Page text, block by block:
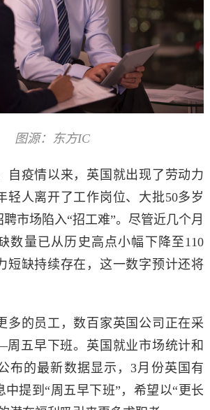
图源：东方IC
自 疫情以来，英国就出现了劳动力
轻人离开了工作岗位、大批50多岁
市场陷入“招工难”。尽管近几个月
数量已从历史高点小幅下降至110
短缺持续存在，这一数字预计还将
多的员工， 数百家英国公司正在采
五早下班。 英国 就业市场统计和
布的最新数据显示，3月份英国有
中提到“周五早下班”，希望以“更长